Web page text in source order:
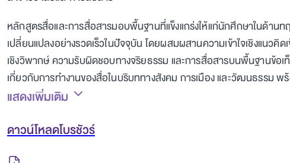
หลักสูตรสื่อและการสื่อสารมอบพื้นฐานที่แข็งแกร่งให้แก่นักศึกษาในด้า
เปลี่ยนแปลงอย่างรวดเร็วในปัจจุบัน โดยผสมผสานความเข้าใจเชิงแนว
เชิงวิพากษ์ ความรับผิดชอบทางจริยธรรม และการสื่อสารบนพื้นฐานข้อเ
เกี่ยวกับการทำงานของสื่อในบริบททางสังคม การเมือง และวัฒนธรร
แสดงเพิ่มเติม
ดาวน์โหลดโบรชัวร์